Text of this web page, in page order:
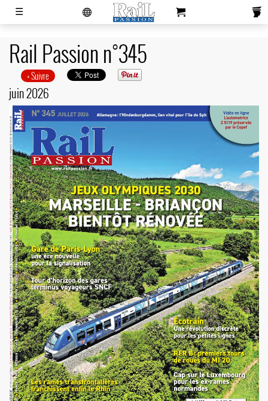
Actualités
Magazines
Boutique
Newsletters
Contacts
Publicité
S'abonner
laviedurail.com
☰
Rail Passion n°345
+ Suivre
juin 2026